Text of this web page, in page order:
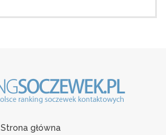
Strona główna